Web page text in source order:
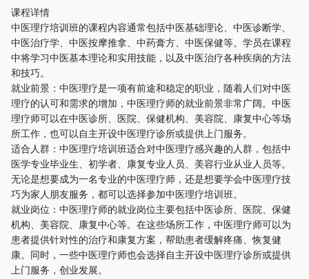
课程详情
中医理疗培训班的课程内容通常包括中医基础理论、中医诊断学、
中医治疗学、中医按摩推拿、中药膏方、中医保健等。学员在课程
中将学习中医基本理论和实用技能，以及中医治疗各种疾病的方法
和技巧。
就业前景：中医理疗是一项有前途和稳定的职业，随着人们对中医
理疗的认可和需求的增加，中医理疗师的就业前景非常广阔。中医
理疗师可以在中医诊所、医院、保健机构、美容院、康复中心等场
所工作，也可以自主开设中医理疗诊所或提供上门服务。
适合人群：中医理疗培训班适合对中医理疗感兴趣的人群，包括中
医学专业毕业生、初学者、康复专业人员、美容行业从业人员等。
无论是想要成为一名专业的中医理疗师，还是想要学会中医理疗技
巧为家人朋友服务，都可以选择参加中医理疗培训班。
就业岗位：中医理疗师的就业岗位主要包括中医诊所、医院、保健
机构、美容院、康复中心等。在这些场所工作，中医理疗师可以为
患者提供针对性的治疗和康复方案，帮助患者缓解疼痛、恢复健
康。同时，一些中医理疗师也会选择自主开设中医理疗诊所或提供
上门服务，创业发展。